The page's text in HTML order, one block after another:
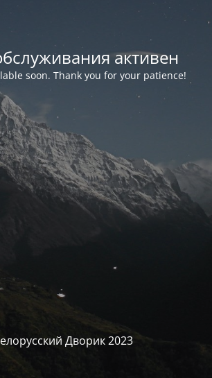
активен
soon. Thank you for your patience!
Дворик 2023